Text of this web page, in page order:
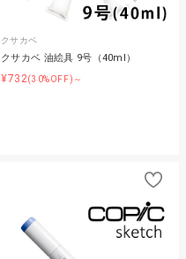
クサカベ
クサカベ 油絵具 9号（40ml）
¥732(30%OFF)～